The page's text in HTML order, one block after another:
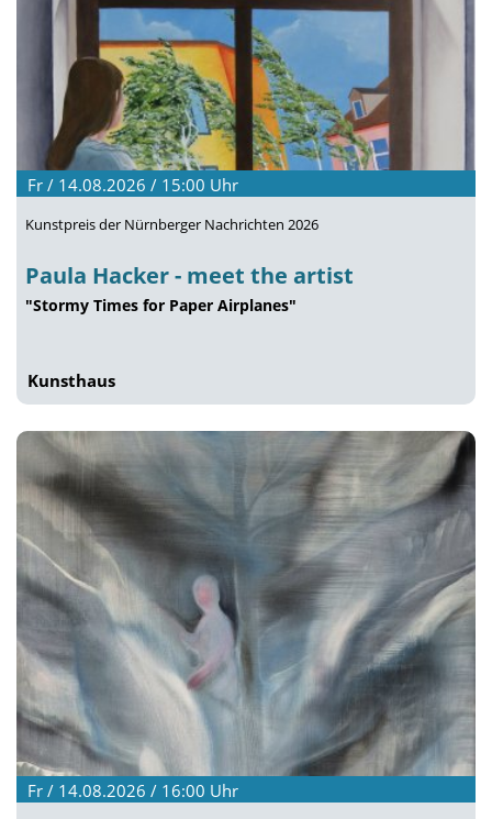
Fr / 14.08.2026 / 15:00 Uhr
Kunstpreis der Nürnberger Nachrichten 2026
Paula Hacker - meet the artist
"Stormy Times for Paper Airplanes"
Kunsthaus
Fr / 14.08.2026 / 16:00 Uhr